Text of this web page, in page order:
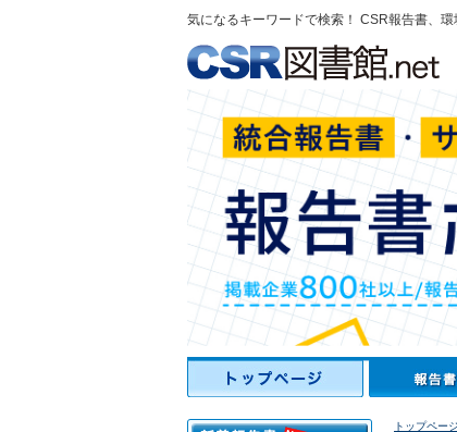
気になるキーワードで検索！ CSR報告書、
トップページ